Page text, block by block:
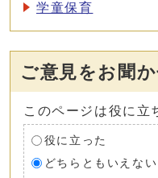
学童保育
ご意見をお聞
このページは役に立
役に立った
どちらともいえない